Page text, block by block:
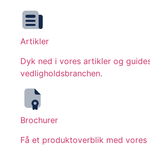
Artikler
Dyk ned i vores artikler og
vedligholdsbranchen.
Brochurer
Få et produktoverblik med vores